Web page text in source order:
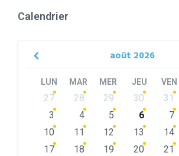
Calendrier
août 2026
Previous
LUN MAR MER JEU VEN
Skip
calendar
27 28 29 30 31
3
4 5 6 7
10
11 12 13 14
17
18 19 20 21